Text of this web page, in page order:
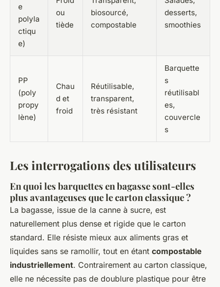
e
polyla
ctiqu
e)
ou
tiède
biosourcé,
compostable
desserts,
smoothies
PP
(poly
propy
lène)
Chau
d et
froid
Réutilisable,
transparent,
très résistant
Barquette
s
réutilisabl
es,
couvercle
s
Les interrogations des utilisateurs
En quoi les barquettes en bagasse sont-elles
plus avantageuses que le carton classique ?
La bagasse, issue de la canne à sucre, est
naturellement plus dense et rigide que le carton
standard. Elle résiste mieux aux aliments gras et
liquides sans se ramollir, tout en étant compostable
industriellement. Contrairement au carton classique,
elle ne nécessite pas de doublure plastique pour être